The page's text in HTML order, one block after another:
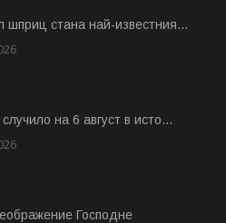
шприц стана най-известния...
на 6 август в исто...
Господне